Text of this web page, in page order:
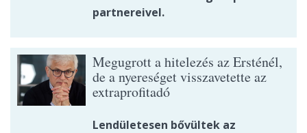
partnereivel.
Megugrott a hitelezés az Ersténél,
de a nyereséget visszavetette az
extraprofitadó
Lendületesen bővültek az